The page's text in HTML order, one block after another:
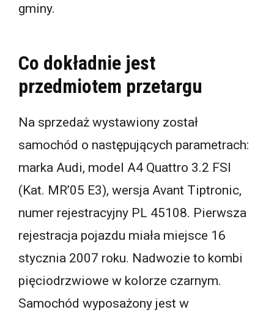
gminy.
Co dokładnie jest
przedmiotem przetargu
Na sprzedaż wystawiony został
samochód o następujących parametrach:
marka Audi, model A4 Quattro 3.2 FSI
(Kat. MR’05 E3), wersja Avant Tiptronic,
numer rejestracyjny PL 45108. Pierwsza
rejestracja pojazdu miała miejsce 16
stycznia 2007 roku. Nadwozie to kombi
pięciodrzwiowe w kolorze czarnym.
Samochód wyposażony jest w